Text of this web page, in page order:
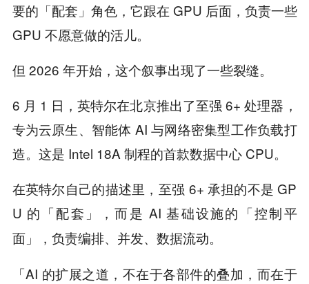
要的「配套」角色，它跟在 GPU 后面，负责一些
GPU 不愿意做的活儿。
但 2026 年开始，这个叙事出现了一些裂缝。
6 月 1 日，英特尔在北京推出了至强 6+ 处理器，
专为云原生、智能体 AI 与网络密集型工作负载打
造。这是 Intel 18A 制程的首款数据中心 CPU。
在英特尔自己的描述里，至强 6+ 承担的不是 GP
U 的「配套」，而是 AI 基础设施的「控制平
面」， 负责编排、并发、数据流动。
「AI 的扩展之道，不在于各部件的叠加，而在于